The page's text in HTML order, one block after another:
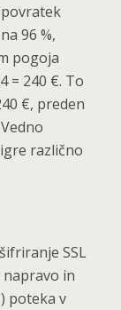
96 %,
pogoja
= 240 €. To
€, preden
različno
SSL
napravo in
poteka v